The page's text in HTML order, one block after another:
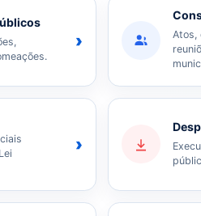
›
Atos,
›